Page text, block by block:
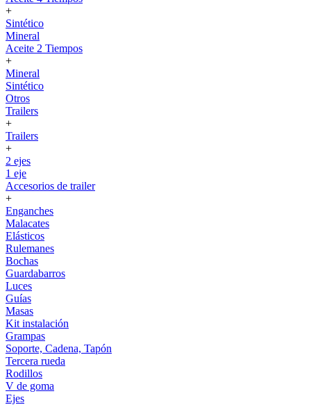
+
Sintético
Mineral
Aceite 2 Tiempos
+
Mineral
Sintético
Otros
Trailers
+
Trailers
+
2 ejes
1 eje
Accesorios de trailer
+
Enganches
Malacates
Elásticos
Rulemanes
Bochas
Guardabarros
Luces
Guías
Masas
Kit instalación
Grampas
Soporte, Cadena, Tapón
Tercera rueda
Rodillos
V de goma
Ejes